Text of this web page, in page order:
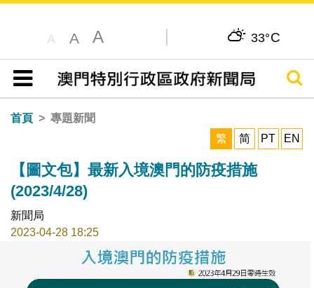
A A A 33°C
目錄
搜尋
首頁
專題新聞
繁
简 PT EN
【圖文包】最新入境澳門的防疫措施
(2023/4/28)
新聞局
2023-04-28 18:25